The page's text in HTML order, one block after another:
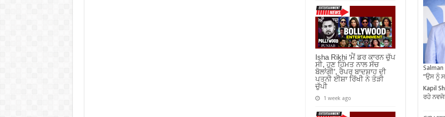
Isha Rikhi ‘ਮੈਂ ਡਰ ਕਾਰਨ ਚੁੱਪ
ਸੀ, ਹੁਣ ਹਿੰਮਤ ਨਾਲ ਸੱਚ
ਬੋਲਾਂਗੀ’, ਰੈਪਰ ਬਾਦਸ਼ਾਹ ਦੀ
ਪਤਨੀ ਈਸ਼ਾ ਰਿੱਖੀ ਨੇ ਤੋੜੀ
ਚੁੱਪੀ
1 week ago
”ਉਸ ਨੂੰ
Kapil
ਰਹੇ